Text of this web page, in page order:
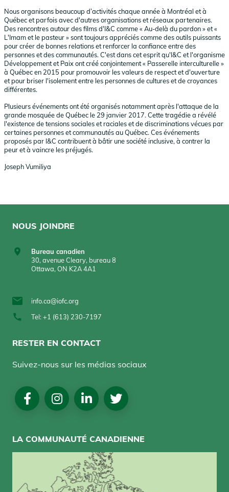
Nous organisons beaucoup d’activités chaque année à Montréal et à
Québec et parfois avec d'autres organisations et réseaux partenaires.
Des rencontres autour des films d'I&C comme « Au-delà du pardon » et «
L'Imam et le pasteur » sont toujours appréciés comme des outils puissants
pour créer de bonnes relations et renforcer la confiance entre des
personnes et des communautés. C'est dans cet esprit qu'I&C et l'organisme
Développement et Paix ont créé conjointement « Passerelle interculturelle »
à Québec en 2015 pour promouvoir les valeurs de respect et d'ouverture
et pour briser l'isolement entre les personnes de cultures et de croyances
différentes.
Plusieurs événements ont été organisés notamment après l'attaque de la
grande mosquée de Québec le 29 janvier 2017. Cette tragédie a révélé
l'existence de tensions sociales et raciales et de discriminations vécues par
certaines personnes et communautés au Québec. Ces événements
proposés par I&C contribuent à bâtir une société inclusive, à contrer la
peur et à vaincre les préjugés.
Joseph Vumiliya
NOUS JOINDRE
Bureau canadien
30, avenue Cleary, bureau 8
Ottawa, ON K2A 4A1
info.ca@iofc.org
Tel: +1 (613) 230-7197
RESTER EN CONTACT
Suivez-nous sur les médias sociaux
Social
Media
LA COMMUNAUTÉ CANADIENNE